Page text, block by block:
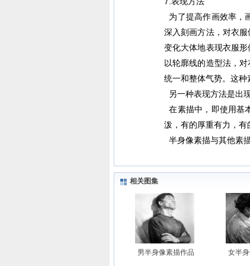
为了提高作画效率，
深入刻画方法，对衣
变化大体地表现衣服
以轮廓线的造型法，
统一和整体气势。这种
另一种表现方法是出
在素描中，即使用基
泼，有的厚重有力，有
半身像素描与其他素
相关图集
男半身像素描作品 女半